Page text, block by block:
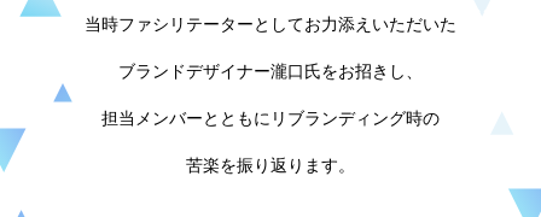
当時ファシリテーターとしてお力添えいただいた
ブランドデザイナー瀧口氏をお招きし、
担当メンバーとともにリブランディング時の
苦楽を振り返ります。